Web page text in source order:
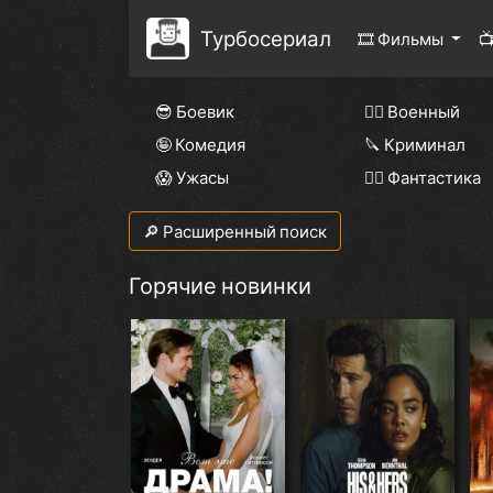
Турбосериал 🎞 Фильмы
😎 Боевик 👨‍✈️ Военный
🤪 Комедия
🔪 Криминал
😱 Ужасы
🧙‍♀️ Фантастика
🔎 Расширенный поиск
Горячие новинки